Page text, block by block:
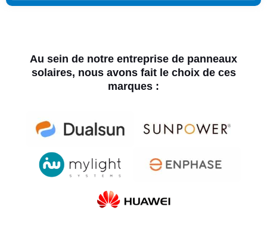
Au sein de notre entreprise de panneaux
solaires, nous avons fait le choix de ces
marques :